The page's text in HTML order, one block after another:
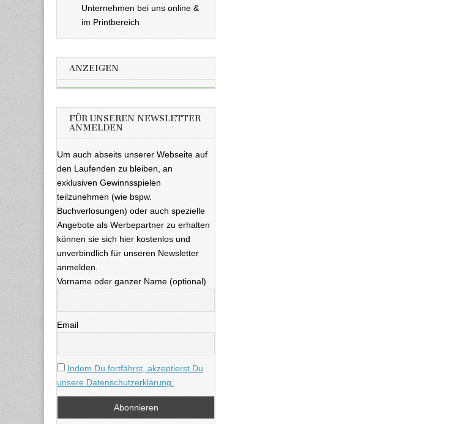
Unternehmen bei uns online &
im Printbereich
ANZEIGEN
FÜR UNSEREN NEWSLETTER
ANMELDEN
Um auch abseits unserer Webseite auf
den Laufenden zu bleiben, an
exklusiven Gewinnsspielen
teilzunehmen (wie bspw.
Buchverlosungen) oder auch spezielle
Angebote als Werbepartner zu erhalten
können sie sich hier kostenlos und
unverbindlich für unseren Newsletter
anmelden.
Vorname oder ganzer Name (optional)
Email
Indem Du fortfährst, akzeptierst Du
unsere Datenschutzerklärung.